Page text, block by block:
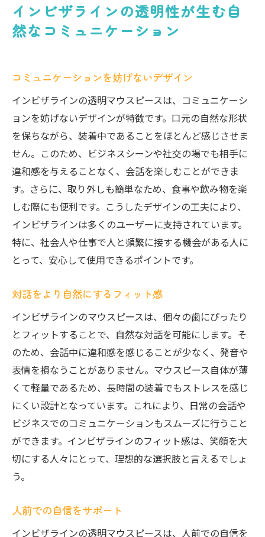
インビザラインの透明性が生む自
然なコミュニケーション
コミュニケーションを妨げないデザイン
インビザラインの透明マウスピースは、コミュニケーシ
ョンを妨げないデザインが特徴です。口元の自然な形状
を保ちながら、装着中であることをほとんど感じさせま
せん。このため、ビジネスシーンや社交の場でも相手に
違和感を与えることなく、会話を楽しむことができま
す。さらに、取り外しも簡単なため、食事や飲み物を楽
しむ際にも便利です。こうしたデザインの工夫により、
インビザラインは多くのユーザーに支持されています。
特に、社会人や仕事で人と頻繁に接する機会がある人に
とって、安心して使用できるポイントです。
対話をより自然にするフィット感
インビザラインのマウスピースは、個々の歯にぴったり
とフィットすることで、自然な対話を可能にします。そ
のため、会話中に違和感を感じることが少なく、発音や
表情を損なうことがありません。マウスピース自体が薄
くて軽量であるため、長時間の装着でもストレスを感じ
にくい設計となっています。これにより、日常の会話や
ビジネスでのコミュニケーションもスムーズに行うこと
ができます。インビザラインのフィット感は、笑顔を大
切にする人々にとって、理想的な選択肢と言えるでしょ
う。
人前での自信をサポート
インビザラインの透明マウスピースは、人前での自信を